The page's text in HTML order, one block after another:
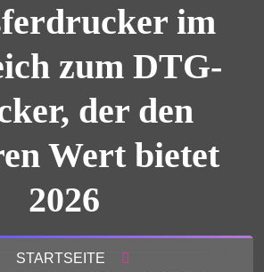
im
zum DTG-
der den
Wert bietet
2026
STARTSEITE